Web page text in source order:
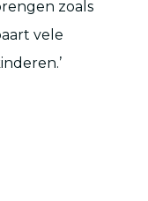
zoals
vele